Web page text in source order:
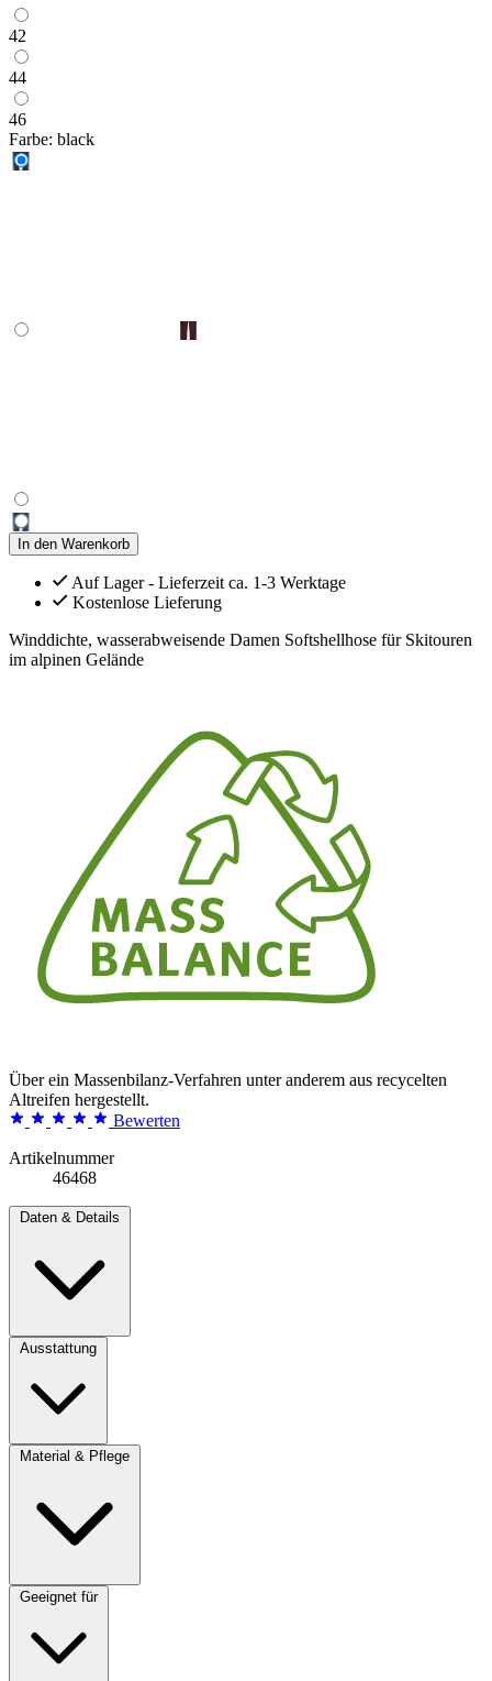
42
44
46
Farbe: black
In den Warenkorb
Auf Lager - Lieferzeit ca. 1-3 Werktage
Kostenlose Lieferung
Winddichte, wasserabweisende Damen Softshellhose für Skitouren
im alpinen Gelände
Über ein Massenbilanz-Verfahren unter anderem aus recycelten
Altreifen hergestellt.
Bewerten
Artikelnummer
46468
Daten & Details
Ausstattung
Material & Pflege
Geeignet für